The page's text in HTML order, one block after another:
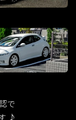
で
♪